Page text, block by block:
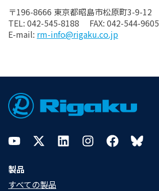
〒196-8666 東京都昭島市松原町3-9-12
TEL: 042-545-8188 FAX: 042-544-9605
E-mail: rm-info@rigaku.co.jp
Footer
YouTubeTwitterLinkedInInstagramFacebookBluesky
製品
すべての製品